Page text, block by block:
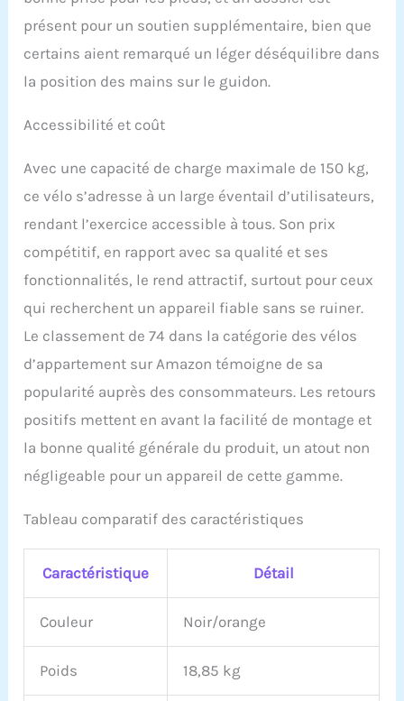
position d'exercice la
plus confortable. Cette
amélioration offre un
confort même pendant
【Facile à utiliser, facile à
ranger】La bicyclette
d'appartement est
conçue pour offrir une
expérience utilisateur
simple et intuitive. Grâce
à son design compact et
inférieure, il est facile à
déplacer et à ranger
Vous pouvez profiter d'un
entraînement sans
la ranger facilement
dans des espaces
idéale pour tout
domestique
12 mois de garantie et
vos préoccupations
recevront une réponse
dans un délai de 12
% satisfait ! CONTACTEZ-
NOUS : Accédez à votre
présent pour un soutien supplémentaire, bien que
certains aient remarqué un léger déséquilibre dans
la position des mains sur le guidon.
Accessibilité et coût
Avec une capacité de charge maximale de 150 kg,
ce vélo s’adresse à un large éventail d’utilisateurs,
rendant l’exercice accessible à tous. Son prix
compétitif, en rapport avec sa qualité et ses
fonctionnalités, le rend attractif, surtout pour ceux
qui recherchent un appareil fiable sans se ruiner.
Le classement de 74 dans la catégorie des vélos
d’appartement sur Amazon témoigne de sa
popularité auprès des consommateurs. Les retours
positifs mettent en avant la facilité de montage et
la bonne qualité générale du produit, un atout non
négligeable pour un appareil de cette gamme.
Tableau comparatif des caractéristiques
Caractéristique Détail
Couleur Noir/orange
Poids 18,85 kg